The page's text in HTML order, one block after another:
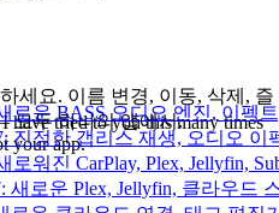
로운 BASS 오디오 엔진, 이펙
진정한 갭리스 재생, 오디오
로워진 CarPlay, Plex, Jellyfin,
새로운 Plex, Jellyfin, 클라우드
세요. 이름 변경, 이동, 삭제, 즐
모두 하나의 앱에서.
have tried to you this many times
your app.
me type in the artist name,